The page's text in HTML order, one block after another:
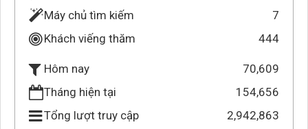
Máy chủ tìm kiếm
7
Khách viếng thăm
444
Hôm nay
70,609
Tháng hiện tại
154,656
Tổng lượt truy cập
2,942,863